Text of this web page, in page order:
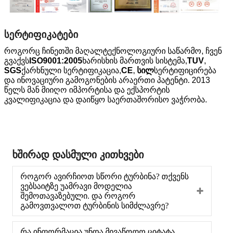
სერტიფიკატები
როგორც ჩინეთში მაღალტექნოლოგიური საწარმო, ჩვენ
გვაქვს ISO9001:2005ხარისხის მართვის სისტემა,TUV,
SGSქარხნული სერტიფიკაცია,CE, სილსერტიფიცირება
და ინოვაციური გამოგონების არაერთი პატენტი. 2013
წელს მან მიიღო იმპორტისა და ექსპორტის
კვალიფიკაცია და დაიწყო საერთაშორისო ვაჭრობა.
ხშირად დასმული კითხვები
როგორ ავირჩიოთ სწორი ტურბინა? თქვენს
ვებსაიტზე უამრავი მოდელია
შემოთავაზებული. და როგორ
გამოვთვალოთ ტურბინის სიმძლავრე?